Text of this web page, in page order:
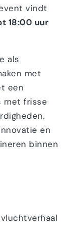
vindt
18:00 uur
als
met
een
met frisse
en
binnen